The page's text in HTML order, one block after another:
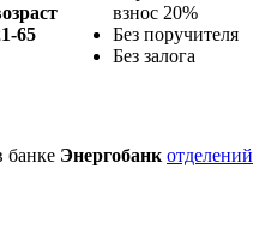
65
взнос 20%
Без поручителя
Без залога
банке Энергобанк отделений